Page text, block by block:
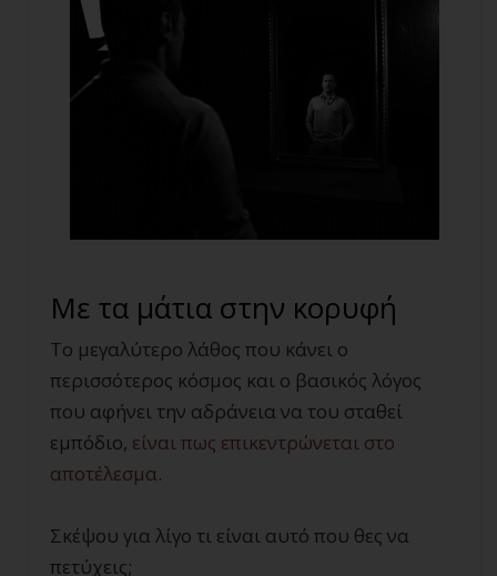
Με τα μάτια στην κορυφή
Το μεγαλύτερο λάθος που κάνει ο
περισσότερος κόσμος και ο βασικός λόγος
που αφήνει την αδράνεια να του σταθεί
εμπόδιο, είναι πως επικεντρώνεται στο
αποτέλεσμα.
Σκέψου για λίγο τι είναι αυτό που θες να
πετύχεις;